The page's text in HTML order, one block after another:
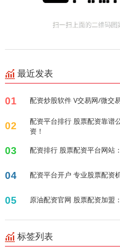
最近发表
01 配资炒股软件 V交易网/微交
02
配资平台排行 股票配资靠谱
资！
03 配资排行 股票配资平
04 配资平台开户 专业股票配资
05 原油配资官网 股票配资加盟
标签列表